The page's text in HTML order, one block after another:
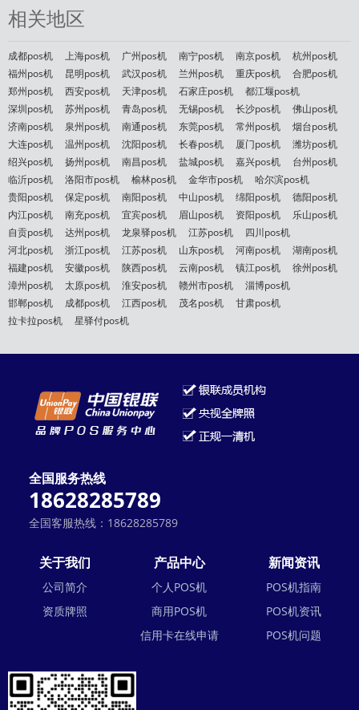
相关地区
成都pos机 上海pos机 广州pos机 南宁pos机 南京pos机
杭州pos机
福州pos机
昆明pos机 武汉pos机 兰州pos机 重庆pos机
合肥pos机
郑州pos机
西安pos机 天津pos机 石家庄pos机
都江堰pos机
深圳pos机
苏州pos机 青岛pos机 无锡pos机 长沙pos机
佛山pos机
济南pos机
泉州pos机 南通pos机 东莞pos机 常州pos机
烟台pos机
大连pos机
温州pos机 沈阳pos机 长春pos机 厦门pos机
潍坊pos机
绍兴pos机
扬州pos机 南昌pos机 盐城pos机 嘉兴pos机
台州pos机
临沂pos机
洛阳市pos机 榆林pos机 金华市pos机
哈尔滨pos机
贵阳pos机
保定pos机 南阳pos机 中山pos机 绵阳pos机
德阳pos机
内江pos机
南充pos机 宜宾pos机 眉山pos机 资阳pos机
乐山pos机
自贡pos机
达州pos机 龙泉驿pos机 江苏pos机
四川pos机
河北pos机
浙江pos机 江苏pos机 山东pos机 河南pos机
湖南pos机
福建pos机
安徽pos机 陕西pos机 云南pos机 镇江pos机
徐州pos机
漳州pos机
太原pos机 淮安pos机 赣州市pos机
淄博pos机
邯郸pos机
成都pos机 江西pos机 茂名pos机
甘肃pos机
拉卡拉pos机
星驿付pos机
全国服务热线
18628285789
全国客服热线：18628285789
关于我们
公司简介
资质牌照
产品中心
个人POS机
商用POS机
信用卡在线申请
新闻资讯
POS机指南
POS机资讯
POS机问题